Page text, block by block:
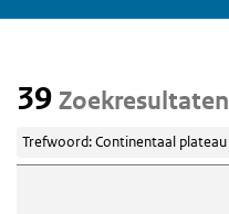
39 Zoekresultaten
Trefwoord: Continentaal plateau